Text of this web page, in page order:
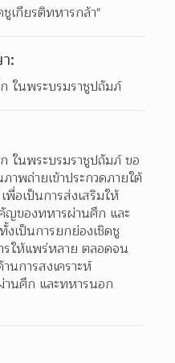
ชูเกียรติทหารกล้า"
:
ในพระบรมราชูปถัมภ์
ในพระบรมราชูปถัมภ์ ขอ
าพถ่ายเข้าประกวดภายใต้
พื่อเป็นการส่งเสริมให้
ญของทหารผ่านศึก และ
เป็นการยกย่องเชิดชู
รให้แพร่หลาย ตลอดจน
นการสงเคราะห์
นศึก และทหารนอก